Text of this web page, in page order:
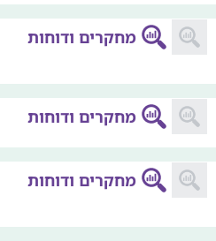
מחקרים ודוחות
מחקרים ודוחות
מחקרים ודוחות